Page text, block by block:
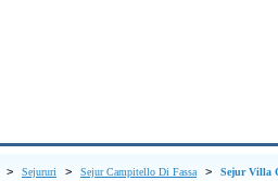
> Sejururi > Sejur Campitello Di Fassa > Sejur Villa